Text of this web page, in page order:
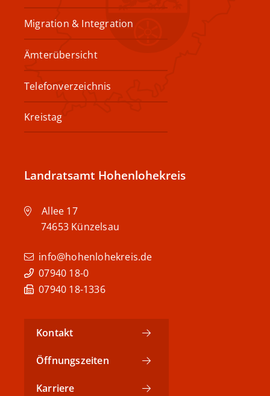
Migration & Integration
Ämterübersicht
Telefonverzeichnis
Kreistag
Landratsamt Hohenlohekreis
Allee 17
74653 Künzelsau
info@hohenlohekreis.de
07940 18-0
07940 18-1336
Kontakt
Öffnungszeiten
Karriere